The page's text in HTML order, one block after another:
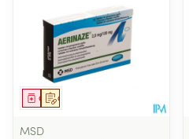
Op voorschrift
Geneesmiddel
MSD